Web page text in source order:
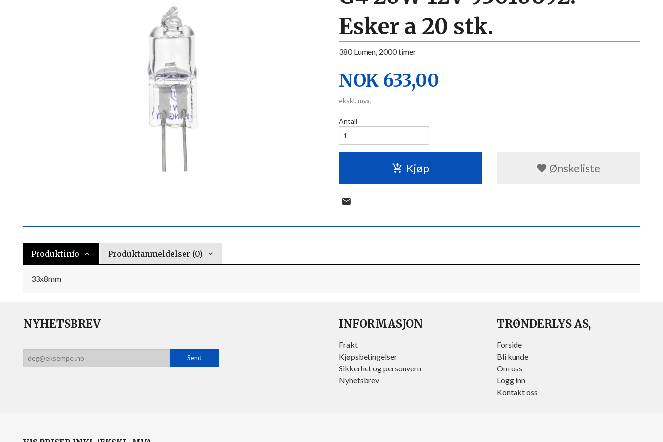
Esker a 20 stk.
380 Lumen, 2000 timer
Pris
NOK 633,00
ekskl. mva.
Antall
Kjøp Ønskeliste
Produktinfo Produktanmeldelser (0)
33x8mm
NYHETSBREV INFORMASJON
Frakt
Kjøpsbetingelser
Sikkerhet og personvern
Nyhetsbrev
TRØNDERLYS AS,
Forside
Bli kunde
Om oss
Logg inn
Kontakt oss